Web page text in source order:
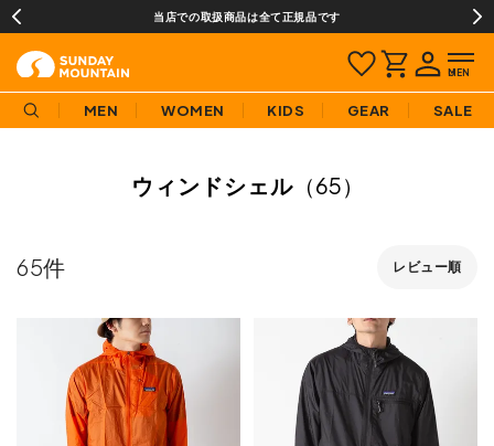
当店での取扱商品は全て正規品です
MEN WOMEN KIDS GEAR SALE
ウィンドシェル（65）
レビュー順
65